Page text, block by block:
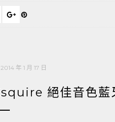
2014 年 1 月 17 日
絕佳音色藍